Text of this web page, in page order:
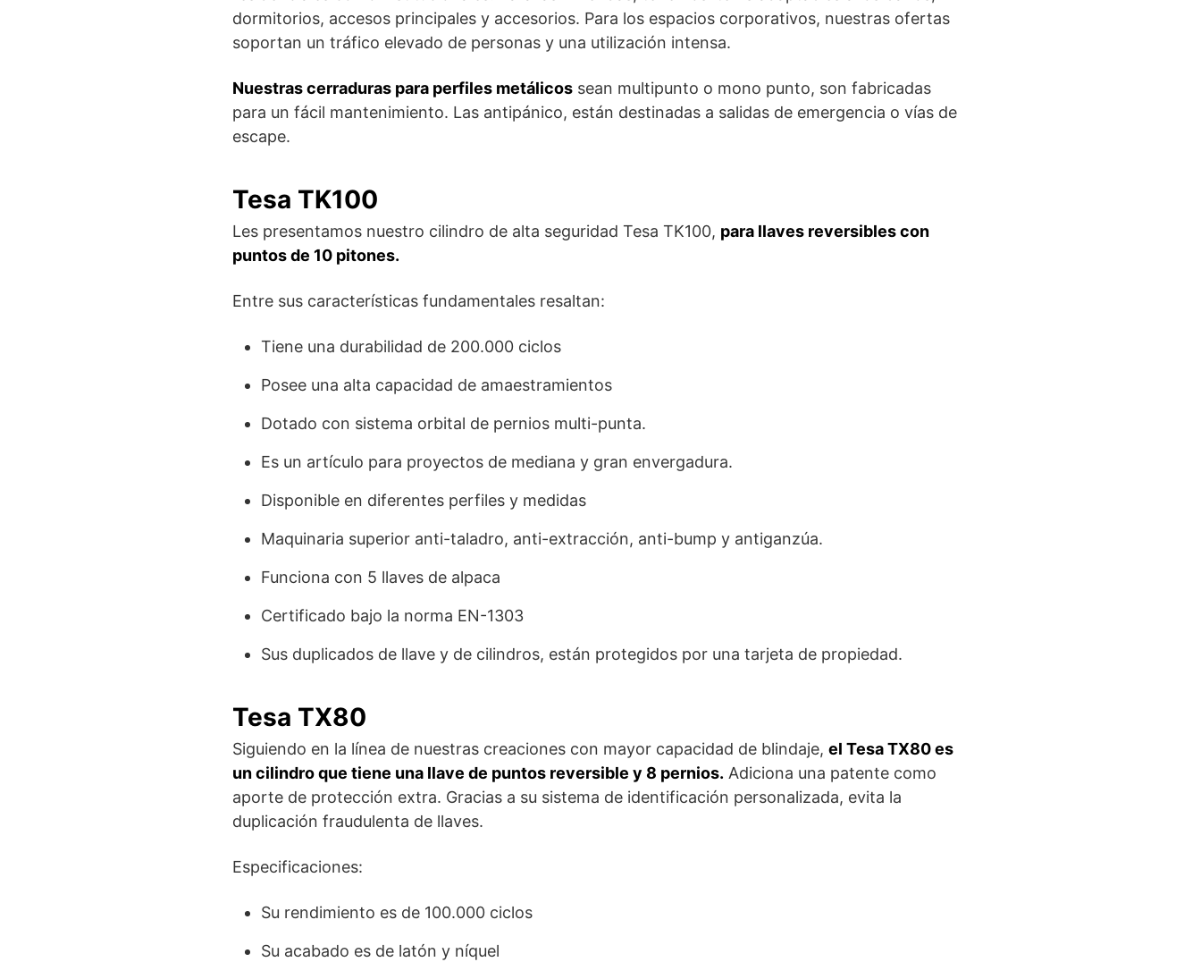
dormitorios, accesos principales y accesorios. Para los espacios corporativos, nuestras ofertas
soportan un tráfico elevado de personas y una utilización intensa.
Nuestras cerraduras para perfiles metálicos sean multipunto o mono punto, son fabricadas
para un fácil mantenimiento. Las antipánico, están destinadas a salidas de emergencia o vías de
escape.
Tesa TK100
Les presentamos nuestro cilindro de alta seguridad Tesa TK100, para llaves reversibles con
puntos de 10 pitones.
Entre sus características fundamentales resaltan:
Tiene una durabilidad de 200.000 ciclos
Posee una alta capacidad de amaestramientos
Dotado con sistema orbital de pernios multi-punta.
Es un artículo para proyectos de mediana y gran envergadura.
Disponible en diferentes perfiles y medidas
Maquinaria superior anti-taladro, anti-extracción, anti-bump y antiganzúa.
Funciona con 5 llaves de alpaca
Certificado bajo la norma EN-1303
Sus duplicados de llave y de cilindros, están protegidos por una tarjeta de propiedad.
Tesa TX80
Siguiendo en la línea de nuestras creaciones con mayor capacidad de blindaje, el Tesa TX80 es
un cilindro que tiene una llave de puntos reversible y 8 pernios. Adiciona una patente como
aporte de protección extra. Gracias a su sistema de identificación personalizada, evita la
duplicación fraudulenta de llaves.
Especificaciones:
Su rendimiento es de 100.000 ciclos
Su acabado es de latón y níquel